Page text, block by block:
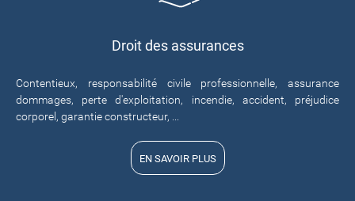
Droit des assurances
Contentieux, responsabilité civile professionnelle, assurance
dommages, perte d'exploitation, incendie, accident, préjudice
corporel, garantie constructeur, ...
EN SAVOIR PLUS